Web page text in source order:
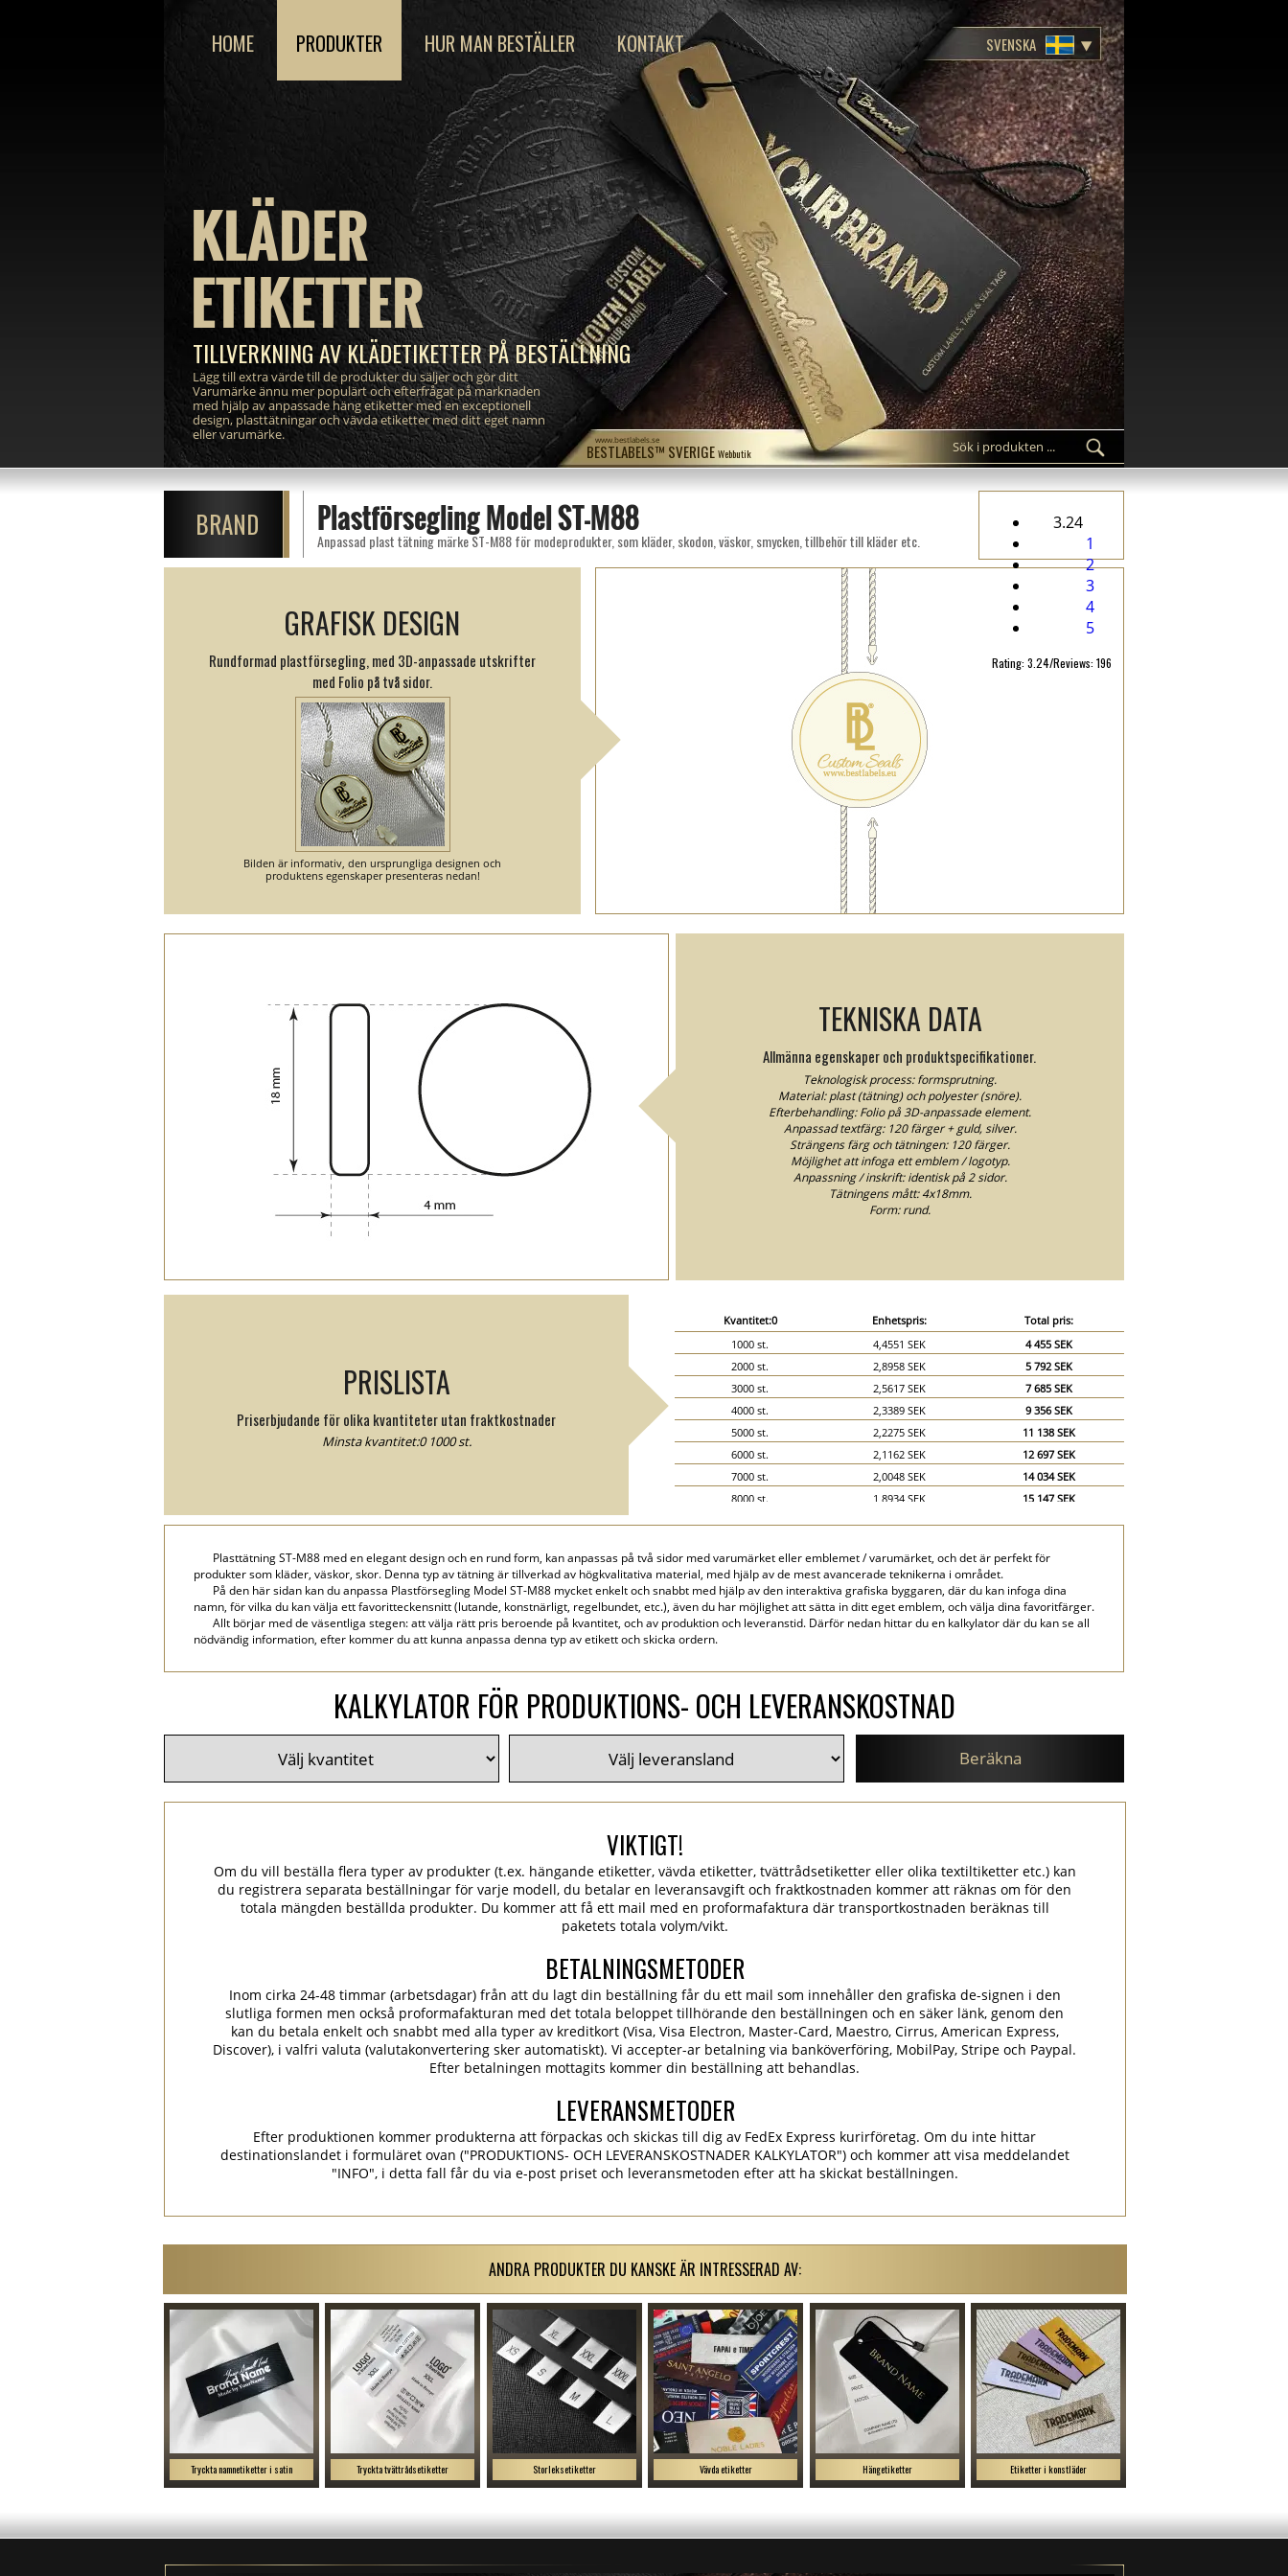
BESTLABELS™ SVERIGE Webbutik
www.bestlabels.se
KLÄDER
ETIKETTER
TILLVERKNING AV KLÄDETIKETTER PÅ BESTÄLLNING
Lägg till extra värde till de produkter du säljer och gör ditt
Varumärke ännu mer populärt och efterfrågat på marknaden
med hjälp av anpassade häng etiketter med en exceptionell
design, plasttätningar och vävda etiketter med ditt eget namn
eller varumärke.
HOME PRODUKTER HUR MAN BESTÄLLER KONTAKT SVENSKA
BRAND Plastförsegling Model ST-M88
Anpassad plast tätning märke ST-M88 för modeprodukter, som kläder, skodon, väskor, smycken, tillbehör till kläder etc.
3.24
1
2
3
4
5
Rating: 3.24/Reviews: 196
GRAFISK DESIGN
Rundformad plastförsegling, med 3D-anpassade utskrifter
med Folio på två sidor.
Bilden är informativ, den ursprungliga designen och
produktens egenskaper presenteras nedan!
TEKNISKA DATA
Allmänna egenskaper och produktspecifikationer.
Teknologisk process: formsprutning.
Material: plast (tätning) och polyester (snöre).
Efterbehandling: Folio på 3D-anpassade element.
Anpassad textfärg: 120 färger + guld, silver.
Strängens färg och tätningen: 120 färger.
Möjlighet att infoga ett emblem / logotyp.
Anpassning / inskrift: identisk på 2 sidor.
Tätningens mått: 4x18mm.
Form: rund.
PRISLISTA
Priserbjudande för olika kvantiteter utan fraktkostnader
Minsta kvantitet:0 1000 st.
Kvantitet:0 Enhetspris:
Total pris:
1000 st.
4,4551 SEK
4 455 SEK
2000 st.
2,8958 SEK
5 792 SEK
3000 st.
2,5617 SEK
7 685 SEK
4000 st.
2,3389 SEK
9 356 SEK
5000 st.
2,2275 SEK
11 138 SEK
6000 st.
2,1162 SEK
12 697 SEK
7000 st.
2,0048 SEK
14 034 SEK
8000 st.
1,8934 SEK
15 147 SEK
15000 st.
1,4479 SEK
21 719 SEK
20000 st.
1,3365 SEK 26 730 SEK
Plasttätning ST-M88 med en elegant design och en rund form, kan anpassas på två sidor med varumärket eller emblemet / varumärket, och det är perfekt för
produkter som kläder, väskor, skor. Denna typ av tätning är tillverkad av högkvalitativa material, med hjälp av de mest avancerade teknikerna i området.
På den här sidan kan du anpassa Plastförsegling Model ST-M88 mycket enkelt och snabbt med hjälp av den interaktiva grafiska byggaren, där du kan infoga dina
namn, för vilka du kan välja ett favoritteckensnitt (lutande, konstnärligt, regelbundet, etc.), även du har möjlighet att sätta in ditt eget emblem, och välja dina favoritfärger.
Allt börjar med de väsentliga stegen: att välja rätt pris beroende på kvantitet, och av produktion och leveranstid. Därför nedan hittar du en kalkylator där du kan se all
nödvändig information, efter kommer du att kunna anpassa denna typ av etikett och skicka ordern.
KALKYLATOR FÖR PRODUKTIONS- OCH LEVERANSKOSTNAD
Beräkna
VIKTIGT!
Om du vill beställa flera typer av produkter (t.ex. hängande etiketter, vävda etiketter, tvättrådsetiketter eller olika textiltiketter etc.) kan
du registrera separata beställningar för varje modell, du betalar en leveransavgift och fraktkostnaden kommer att räknas om för den
totala mängden beställda produkter. Du kommer att få ett mail med en proformafaktura där transportkostnaden beräknas till
paketets totala volym/vikt.
BETALNINGSMETODER
Inom cirka 24-48 timmar (arbetsdagar) från att du lagt din beställning får du ett mail som innehåller den grafiska de-signen i den
slutliga formen men också proformafakturan med det totala beloppet tillhörande den beställningen och en säker länk, genom den
kan du betala enkelt och snabbt med alla typer av kreditkort (Visa, Visa Electron, Master-Card, Maestro, Cirrus, American Express,
Discover), i valfri valuta (valutakonvertering sker automatiskt). Vi accepter-ar betalning via banköverföring, MobilPay, Stripe och Paypal.
Efter betalningen mottagits kommer din beställning att behandlas.
LEVERANSMETODER
Efter produktionen kommer produkterna att förpackas och skickas till dig av FedEx Express kurirföretag. Om du inte hittar
destinationslandet i formuläret ovan ("PRODUKTIONS- OCH LEVERANSKOSTNADER KALKYLATOR") och kommer att visa meddelandet
"INFO", i detta fall får du via e-post priset och leveransmetoden efter att ha skickat beställningen.
ANDRA PRODUKTER DU KANSKE ÄR INTRESSERAD AV:
Tryckta namnetiketter i satin Tryckta tvättrådsetiketter Storleksetiketter Vävda etiketter Hängetiketter Etiketter i konstläder